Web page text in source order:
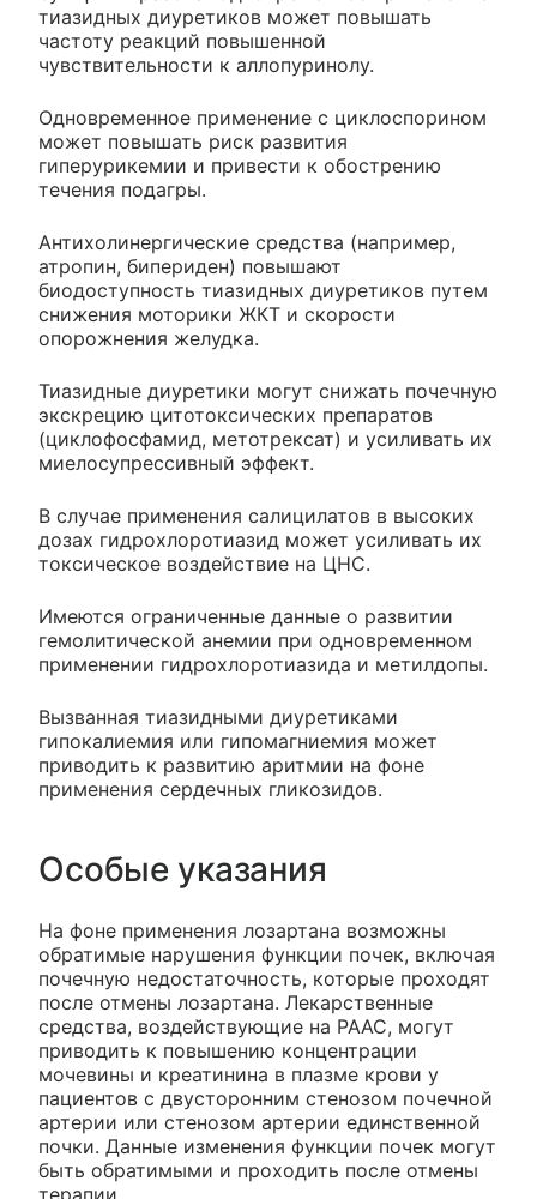
тиазидных диуретиков может повышать
частоту реакций повышенной
чувствительности к аллопуринолу.
Одновременное применение с циклоспорином
может повышать риск развития
гиперурикемии и привести к обострению
течения подагры.
Антихолинергические средства (например,
атропин, бипериден) повышают
биодоступность тиазидных диуретиков путем
снижения моторики ЖКТ и скорости
опорожнения желудка.
Тиазидные диуретики могут снижать почечную
экскрецию цитотоксических препаратов
(циклофосфамид, метотрексат) и усиливать их
миелосупрессивный эффект.
В случае применения салицилатов в высоких
дозах гидрохлоротиазид может усиливать их
токсическое воздействие на ЦНС.
Имеются ограниченные данные о развитии
гемолитической анемии при одновременном
применении гидрохлоротиазида и метилдопы.
Вызванная тиазидными диуретиками
гипокалиемия или гипомагниемия может
приводить к развитию аритмии на фоне
применения сердечных гликозидов.
Особые указания
На фоне применения лозартана возможны
обратимые нарушения функции почек, включая
почечную недостаточность, которые проходят
после отмены лозартана. Лекарственные
средства, воздействующие на РААС, могут
приводить к повышению концентрации
мочевины и креатинина в плазме крови у
пациентов с двусторонним стенозом почечной
артерии или стенозом артерии единственной
почки. Данные изменения функции почек могут
быть обратимыми и проходить после отмены
терапии.